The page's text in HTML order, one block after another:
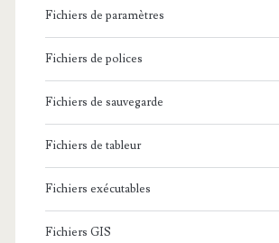
Fichiers de paramètres
Fichiers de polices
Fichiers de sauvegarde
Fichiers de tableur
Fichiers exécutables
Fichiers GIS